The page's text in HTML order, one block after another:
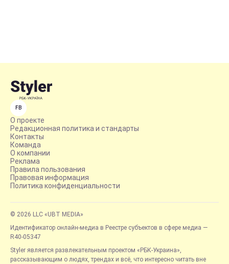
FB
О проекте
Редакционная политика и стандарты
Контакты
Команда
О компании
Реклама
Правила пользования
Правовая информация
Политика конфиденциальности
© 2026 LLC «UBT MEDIA»
Идентификатор онлайн-медиа в Реестре субъектов в сфере медиа —
R40-05347
Styler является развлекательным проектом «РБК-Украина»,
рассказывающим о людях, трендах и всё, что интересно читать вне